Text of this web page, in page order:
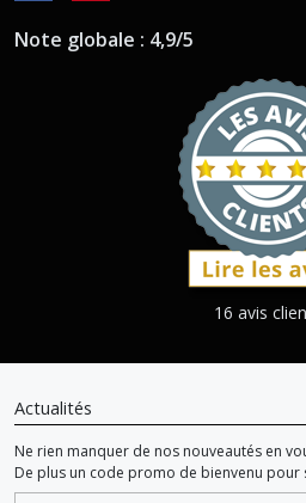
Note globale : 4,9/5
16 avis
Actualités
Ne rien manquer de nos nouveautés en
De plus un code promo de bienvenu pour